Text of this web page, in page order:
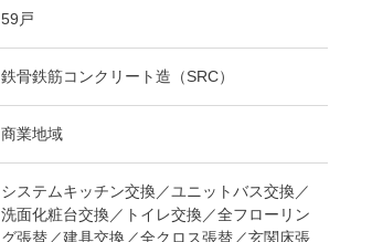
59戸
鉄骨鉄筋コンクリート造（SRC）
商業地域
システムキッチン交換／ユニットバス交換／
洗面化粧台交換／トイレ交換／全フローリン
グ張替／建具交換／全クロス張替／玄関床張